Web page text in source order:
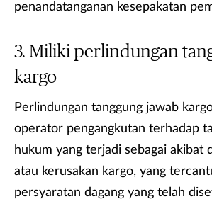
penandatanganan kesepakatan
Miliki perlindungan
kargo
Perlindungan tanggung jawab
operator pengangkutan terhadap
hukum yang terjadi sebagai akibat
atau kerusakan kargo, yang
persyaratan dagang yang telah